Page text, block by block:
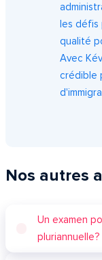
les
qualité
Avec
crédible
Nos autres
Un examen
pluriannuelle?